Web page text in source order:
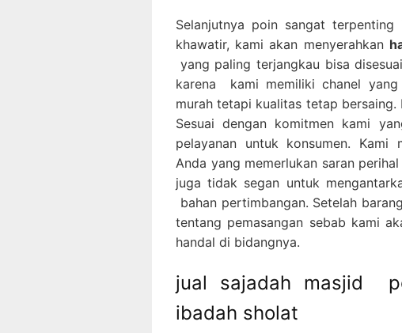
Selanjutnya poin sangat
khawatir, kami akan menyerahkan
yang paling terjangkau bisa
karena kami memiliki chanel yang
murah tetapi kualitas tetap bersaing.
Sesuai dengan komitmen kami
pelayanan untuk konsumen. Kami
Anda yang memerlukan saran
juga tidak segan untuk
bahan pertimbangan. Setelah
tentang pemasangan sebab kami
handal di bidangnya.
jual sajadah masjid
ibadah sholat